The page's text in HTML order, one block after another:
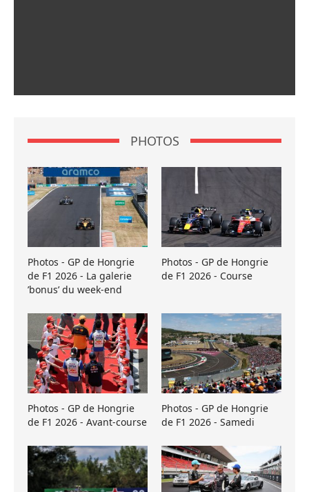
PHOTOS
Photos - GP de Hongrie
de F1 2026 - La galerie
’bonus’ du week-end
Photos - GP de Hongrie
de F1 2026 - Course
Photos - GP de Hongrie
de F1 2026 - Avant-course
Photos - GP de Hongrie
de F1 2026 - Samedi